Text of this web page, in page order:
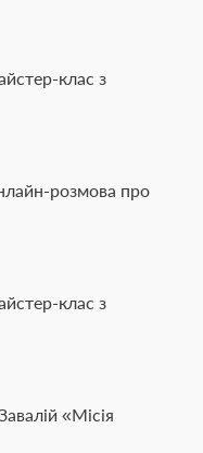
клас з
розмова про
клас з
«Місія